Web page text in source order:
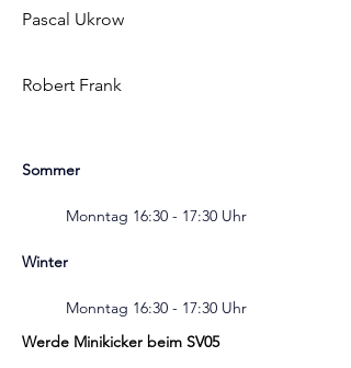
Pascal Ukrow
Robert Frank
Sommer
	Monntag 16:30 - 17:30 Uhr
Winter
	Monntag 16:30 - 17:30 Uhr
Werde Minikicker beim SV05